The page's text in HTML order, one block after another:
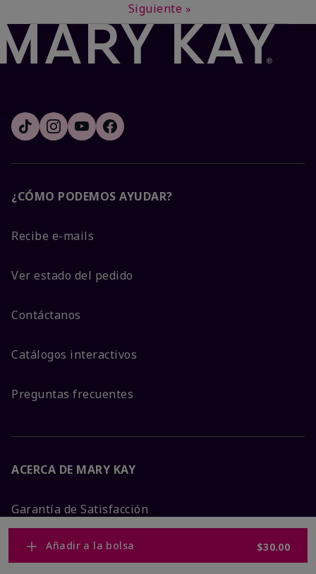
Añadir a la bolsa $30.00
Siguiente »
¿CÓMO PODEMOS AYUDAR?
Recibe e-mails
Ver estado del pedido
Contáctanos
Catálogos interactivos
Preguntas frecuentes
ACERCA DE MARY KAY
Garantía de Satisfacción
Sobre Mary Kay